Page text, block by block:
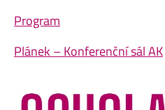
Program
Plánek – Konferenční sál AK